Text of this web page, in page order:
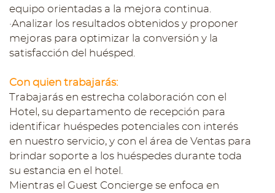
equipo orientadas a la mejora continua.
·Analizar los resultados obtenidos y proponer
mejoras para optimizar la conversión y la
satisfacción del huésped.
Con quien trabajarás:
Trabajarás en estrecha colaboración con el
Hotel, su departamento de recepción para
identificar huéspedes potenciales con interés
en nuestro servicio, y con el área de Ventas para
brindar soporte a los huéspedes durante toda
su estancia en el hotel.
Mientras el Guest Concierge se enfoca en